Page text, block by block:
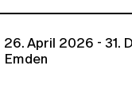
26. April 2026 - 31.
Emden